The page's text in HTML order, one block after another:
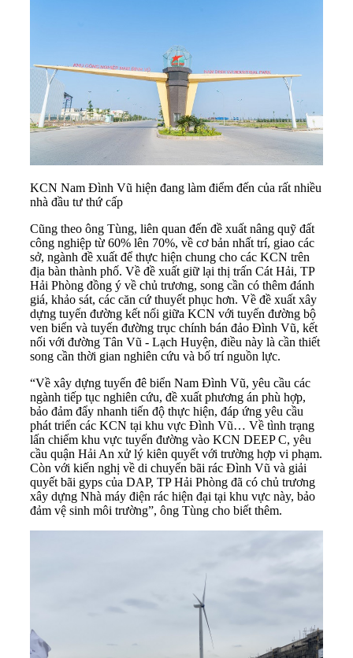
KCN Nam Đình Vũ hiện đang làm điểm đến của rất nhiều
nhà đầu tư thứ cấp
Cũng theo ông Tùng, liên quan đến đề xuất nâng quỹ đất
công nghiệp từ 60% lên 70%, về cơ bản nhất trí, giao các
sở, ngành đề xuất để thực hiện chung cho các KCN trên
địa bàn thành phố. Về đề xuất giữ lại thị trấn Cát Hải, TP
Hải Phòng đồng ý về chủ trương, song cần có thêm đánh
giá, khảo sát, các căn cứ thuyết phục hơn. Về đề xuất xây
dựng tuyến đường kết nối giữa KCN với tuyến đường bộ
ven biển và tuyến đường trục chính bán đảo Đình Vũ, kết
nối với đường Tân Vũ - Lạch Huyện, điều này là cần thiết
song cần thời gian nghiên cứu và bố trí nguồn lực.
“Về xây dựng tuyến đê biển Nam Đình Vũ, yêu cầu các
ngành tiếp tục nghiên cứu, đề xuất phương án phù hợp,
bảo đảm đẩy nhanh tiến độ thực hiện, đáp ứng yêu cầu
phát triển các KCN tại khu vực Đình Vũ… Về tình trạng
lấn chiếm khu vực tuyến đường vào KCN DEEP C, yêu
cầu quận Hải An xử lý kiên quyết với trường hợp vi phạm.
Còn với kiến nghị về di chuyển bãi rác Đình Vũ và giải
quyết bãi gyps của DAP, TP Hải Phòng đã có chủ trương
xây dựng Nhà máy điện rác hiện đại tại khu vực này, bảo
đảm vệ sinh môi trường”, ông Tùng cho biết thêm.